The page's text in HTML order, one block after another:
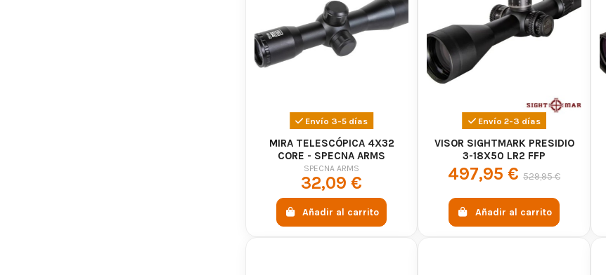
Envío 3-5 días
MIRA TELESCÓPICA 4X32
CORE - SPECNA ARMS
SPECNA ARMS
32,09 €
Añadir al carrito
Envío 2-3 días
VISOR SIGHTMARK PRESIDIO
3-18X50 LR2 FFP
497,95 €529,95 €
Añadir al carrito